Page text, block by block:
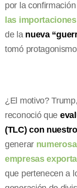
por la
las
de la nueva
tomó
¿El motivo?
reconoció que
(TLC) con
generar
empresas
que pertenecen a